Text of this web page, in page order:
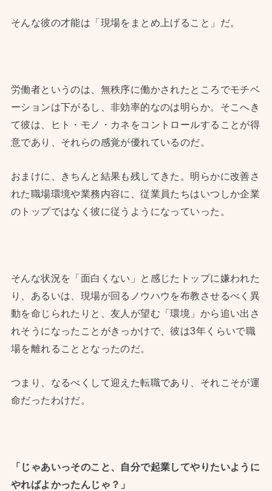
そんな彼の才能は「現場をまとめ上げること」だ。
労働者というのは、無秩序に働かされたところでモチベ
ーションは下がるし、非効率的なのは明らか。そこへき
て彼は、ヒト・モノ・カネをコントロールすることが得
意であり、それらの感覚が優れているのだ。
おまけに、きちんと結果も残してきた。明らかに改善さ
れた職場環境や業務内容に、従業員たちはいつしか企業
のトップではなく彼に従うようになっていった。
そんな状況を「面白くない」と感じたトップに嫌われた
り、あるいは、現場が回るノウハウを布教させるべく異
動を命じられたりと、友人が望む「環境」から追い出さ
れそうになったことがきっかけで、彼は3年くらいで職
場を離れることとなったのだ。
つまり、なるべくして迎えた転職であり、それこそが運
命だったわけだ。
「じゃあいっそのこと、自分で起業してやりたいように
やればよかったんじゃ？」